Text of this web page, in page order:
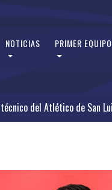
NOTICIAS PRIMER EQUIPO
del Atlético de San